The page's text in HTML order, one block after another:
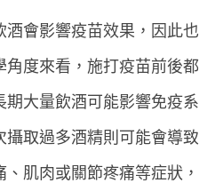
酒會影響疫苗效果，因此也
角度來看，施打疫苗前後都
期大量飲酒可能影響免疫系
取過多酒精則可能會導致
肌肉或關節疼痛等症狀，